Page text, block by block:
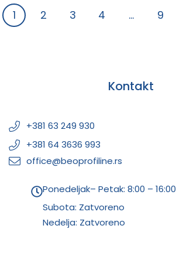
1 2 3 4 … 9
Kontakt
+381 63 249 930
+381 64 3636 993
office@beoprofiline.rs
Ponedeljak– Petak: 8:00 – 16:00
Subota: Zatvoreno
Nedelja: Zatvoreno